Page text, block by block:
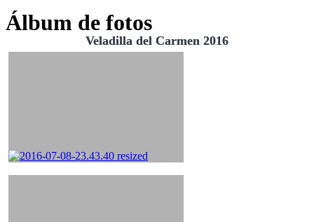
Álbum de fotos
Veladilla del Carmen 2016